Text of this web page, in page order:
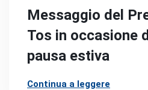
Messaggio del
Tos in occasione
pausa estiva
Continua a leggere